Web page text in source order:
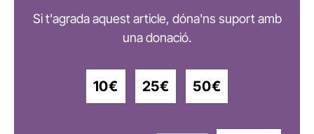
Si t'agrada aquest article, dóna'ns suport amb
una donació.
10€ 25€ 50€